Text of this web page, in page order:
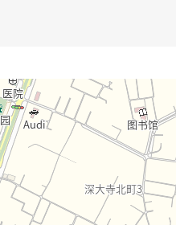
步行6分钟京王线"调布"车站公
布市区域考虑新的生活的各位]
新购买房子"可是"出售是以前？
关于调布市区域以外的房地产，也
么办把继承的房地产""不知道卖
售支援。
话告诉拥有房地产的概要。免费